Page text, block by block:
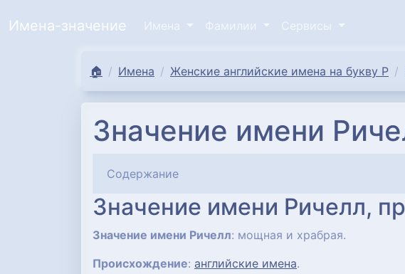
Имена-значение Имена Фамилии Сервисы
🏠 Имена Женские английские имена на букву Р
Значение имени
Содержание
Значение имени Ричелл,
Значение имени Ричелл: мощная и храбрая.
Происхождение: английские имена.